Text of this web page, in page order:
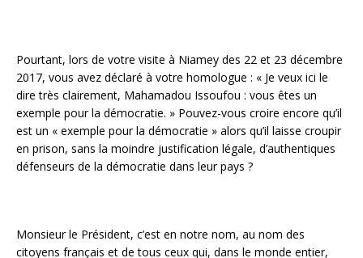
Pourtant, lors de votre visite à Niamey des 22 et 23 décembre
2017, vous avez déclaré à votre homologue : « Je veux ici le
dire très clairement, Mahamadou Issoufou : vous êtes un
exemple pour la démocratie. » Pouvez-vous croire encore qu’il
est un « exemple pour la démocratie » alors qu’il laisse croupir
en prison, sans la moindre justification légale, d’authentiques
défenseurs de la démocratie dans leur pays ?
Monsieur le Président, c’est en notre nom, au nom des
citoyens français et de tous ceux qui, dans le monde entier,